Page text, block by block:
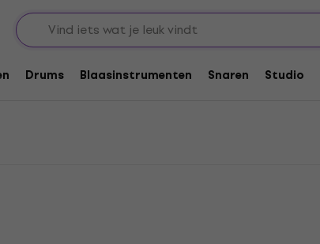
Drums Blaasinstrumenten Snaren Studio